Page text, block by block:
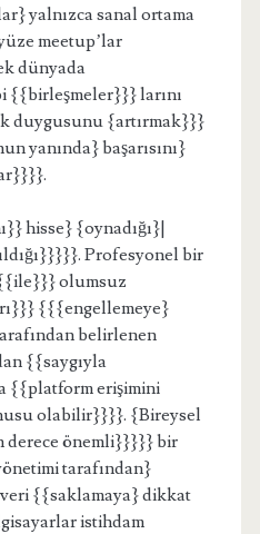
yalnızca sanal ortama
meetup’lar
dünyada
{{birleşmeler}}} larını
duygusunu {artırmak}}}
yanında} başarısını}
hisse} {oynadığı}|
Profesyonel bir
olumsuz
{{{engellemeye}
belirlenen
{{saygıyla
{{platform erişimini
olabilir}}}}. {Bireysel
önemli}}}}} bir
tarafından}
{{saklamaya} dikkat
istihdam